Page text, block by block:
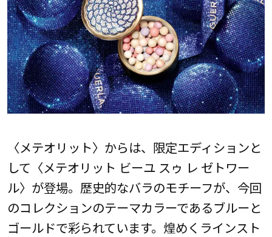
〈メテオリット〉からは、限定エディションと
して〈メテオリット ビーユ スゥ レ ゼトワー
ル〉が登場。歴史的なバラのモチーフが、今回
のコレクションのテーマカラーであるブルーと
ゴールドで彩られています。煌めくラインスト